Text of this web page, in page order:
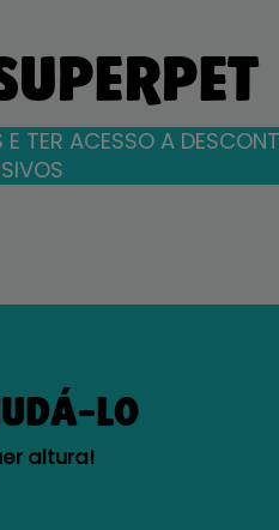
TER ACESSO A
LO
altura!